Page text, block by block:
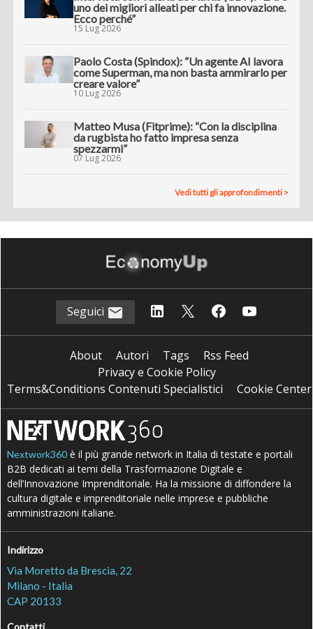
uno dei migliori alleati per chi fa innovazione.
Ecco perché”
15 Lug 2026
Paolo Costa (Spindox): “Un agente AI lavora
come Superman, ma non basta ammirarlo per
creare valore”
10 Lug 2026
Matteo Musa (Fitprime): “Con la disciplina
da rugbista ho fatto impresa senza
spezzarmi”
07 Lug 2026
Vedi tutti gli approfondimenti >
Seguici
About Autori Tags
Rss Feed
Privacy e Cookie Policy
Terms&Conditions Contenuti Specialistici
Cookie Center
Nextwork360 è il più grande network in Italia di testate e portali
B2B dedicati ai temi della Trasformazione Digitale e
dell’Innovazione Imprenditoriale. Ha la missione di diffondere la
cultura digitale e imprenditoriale nelle imprese e pubbliche
amministrazioni italiane.
Indirizzo
Via Moretto da Brescia, 22
Milano - Italia
CAP 20133
Contatti